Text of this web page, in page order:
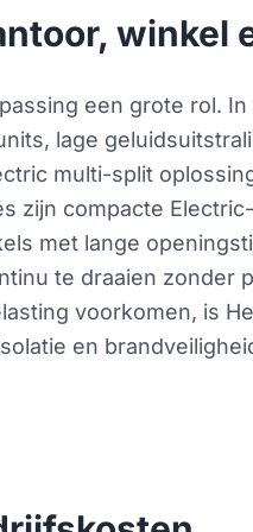
winkel
een grote rol.
lage
multi-split
zijn compacte
met lange
te draaien zonder
voorkomen, is
en